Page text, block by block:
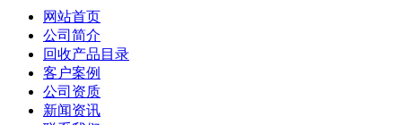
网站首页
公司简介
回收产品目录
客户案例
公司资质
新闻资讯